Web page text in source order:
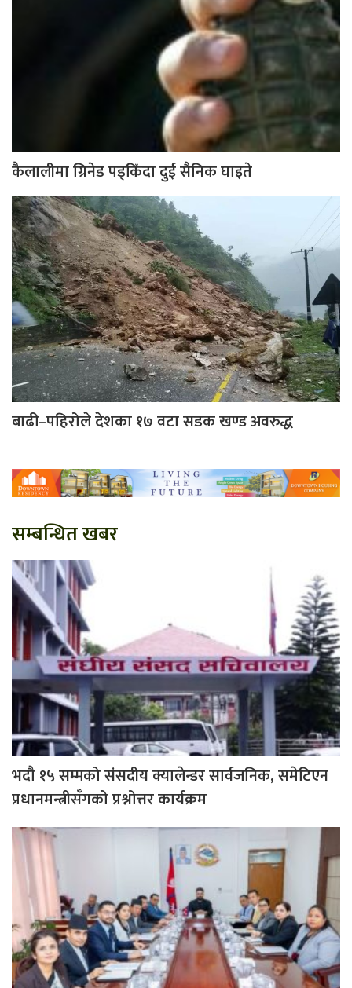
कैलालीमा ग्रिनेड पड्किँदा दुई सैनिक घाइते
बाढी–पहिरोले देशका १७ वटा सडक खण्ड अवरुद्ध
सम्बन्धित खबर
भदौ १५ सम्मको संसदीय क्यालेन्डर सार्वजनिक, समेटिएन
प्रधानमन्त्रीसँगको प्रश्नोत्तर कार्यक्रम